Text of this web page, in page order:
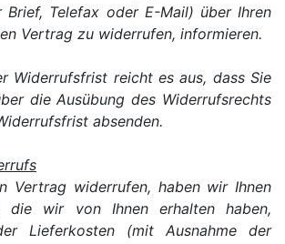
Brief, Telefax oder E-Mail) über Ihren
Vertrag zu widerrufen, informieren.
Widerrufsfrist reicht es aus, dass Sie
die Ausübung des Widerrufsrechts
absenden.
Vertrag widerrufen, haben wir Ihnen
die wir von Ihnen erhalten haben,
Lieferkosten (mit Ausnahme der